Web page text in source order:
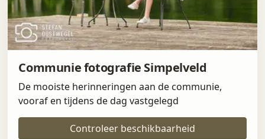
Communie fotografie Simpelveld
De mooiste herinneringen aan de communie,
vooraf en tijdens de dag vastgelegd
Controleer beschikbaarheid